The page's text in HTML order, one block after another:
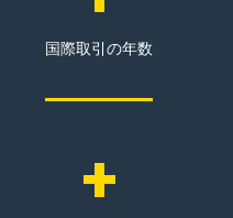
国際取引の年数